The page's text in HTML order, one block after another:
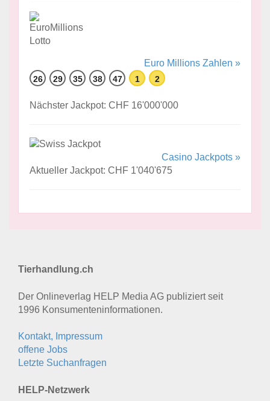
Euro Millions Zahlen »
26 29 35 38 47 1 2
Nächster Jackpot: CHF 16'000'000
Casino Jackpots »
Aktueller Jackpot: CHF 1'040'675
Tierhandlung.ch
Der Onlineverlag HELP Media AG publiziert seit
1996 Konsumenten­informationen.
Kontakt, Impressum
offene Jobs
Letzte Suchanfragen
HELP-Netzwerk